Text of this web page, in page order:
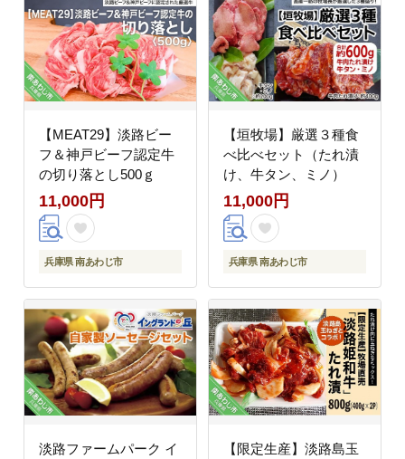
【MEAT29】淡路ビー
フ＆神戸ビーフ認定牛
の切り落とし500ｇ
11,000円
兵庫県 南あわじ市
【垣牧場】厳選３種食
べ比べセット（たれ漬
け、牛タン、ミノ）
11,000円
兵庫県 南あわじ市
淡路ファームパーク イ
【限定生産】淡路島玉